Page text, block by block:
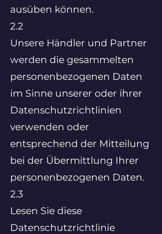
ausüben können.
2.2
Unsere Händler und Partner
werden die gesammelten
personenbezogenen Daten
im Sinne unserer oder ihrer
Datenschutzrichtlinien
verwenden oder
entsprechend der Mitteilung
bei der Übermittlung Ihrer
personenbezogenen Daten.
2.3
Lesen Sie diese
Datenschutzrichtlinie